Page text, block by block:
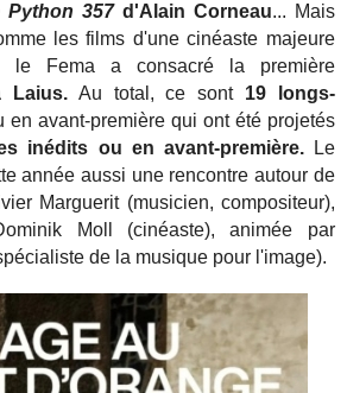
Python 357 d'Alain Corneau... Mais
les films d'une cinéaste majeure
Fema a consacré la première
Laius.Au total, ce sont 19 longs-
en avant-première qui ont été projetés
inédits ou en avant-première.Le
année aussi une rencontre autour de
Marguerit (musicien, compositeur),
Moll (cinéaste), animée par
de la musique pour l'image).